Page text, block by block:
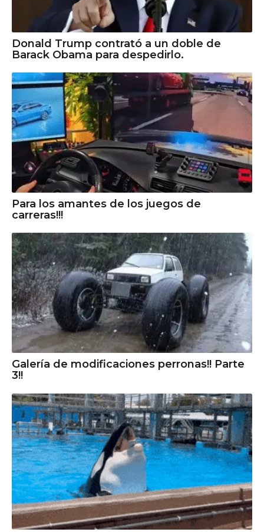
Donald Trump contrató a un doble de
Barack Obama para despedirlo.
Para los amantes de los juegos de
carreras!!!
Galería de modificaciones perronas!! Parte
3!!